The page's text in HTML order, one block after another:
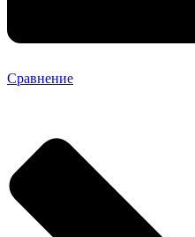
Сравнение